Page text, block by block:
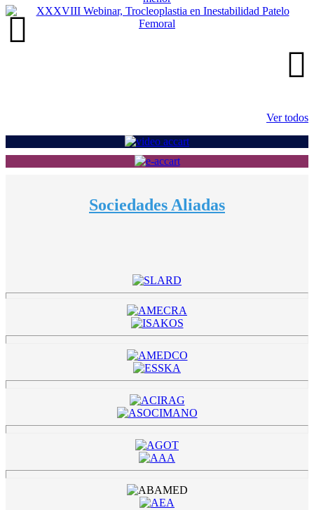
Ver todos
Sociedades Aliadas